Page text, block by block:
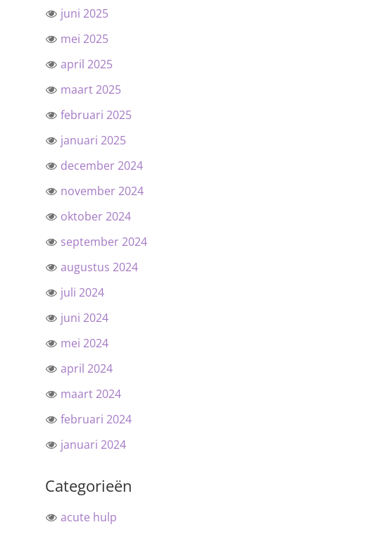
juni 2025
mei 2025
april 2025
maart 2025
februari 2025
januari 2025
december 2024
november 2024
oktober 2024
september 2024
augustus 2024
juli 2024
juni 2024
mei 2024
april 2024
maart 2024
februari 2024
januari 2024
Categorieën
acute hulp